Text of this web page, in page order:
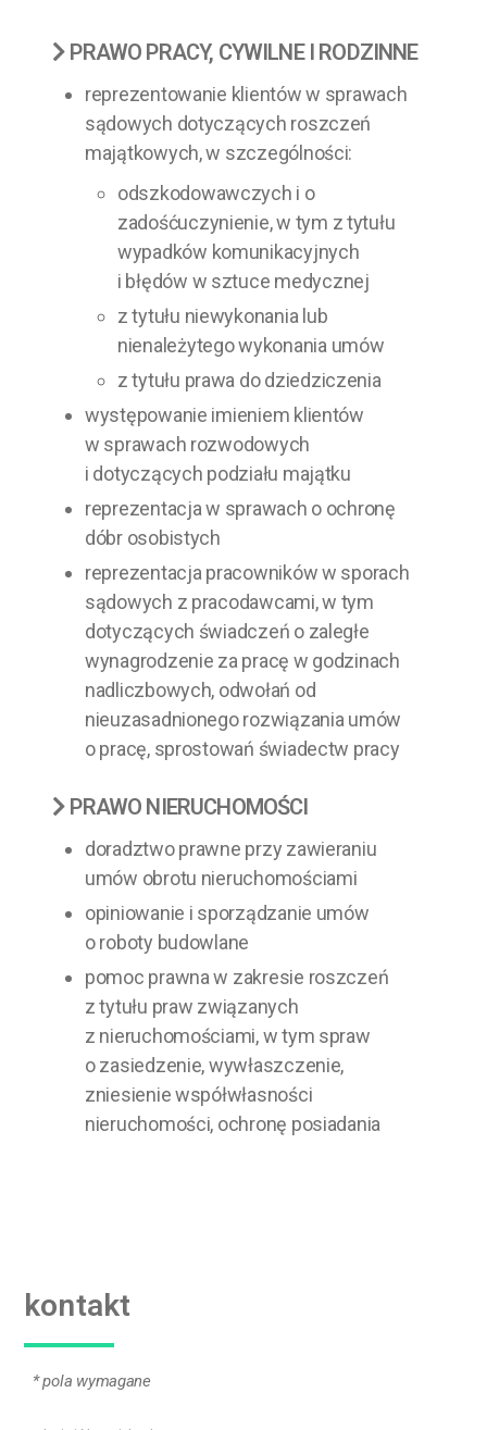
PRAWO PRACY, CYWILNE I RODZINNE
reprezentowanie klientów w sprawach
sądowych dotyczących roszczeń
majątkowych, w szczególności:
odszkodowawczych i o
zadośćuczynienie, w tym z tytułu
wypadków komunikacyjnych
i błędów w sztuce medycznej
z tytułu niewykonania lub
nienależytego wykonania umów
z tytułu prawa do dziedziczenia
występowanie imieniem klientów
w sprawach rozwodowych
i dotyczących podziału majątku
reprezentacja w sprawach o ochronę
dóbr osobistych
reprezentacja pracowników w sporach
sądowych z pracodawcami, w tym
dotyczących świadczeń o zaległe
wynagrodzenie za pracę w godzinach
nadliczbowych, odwołań od
nieuzasadnionego rozwiązania umów
o pracę, sprostowań świadectw pracy
PRAWO NIERUCHOMOŚCI
doradztwo prawne przy zawieraniu
umów obrotu nieruchomościami
opiniowanie i sporządzanie umów
o roboty budowlane
pomoc prawna w zakresie roszczeń
z tytułu praw związanych
z nieruchomościami, w tym spraw
o zasiedzenie, wywłaszczenie,
zniesienie współwłasności
nieruchomości, ochronę posiadania
kontakt
* pola wymagane